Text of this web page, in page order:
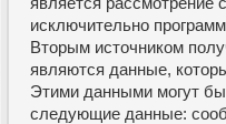
исключительно
Вторым источником
являются данные,
Этими данными могут
следующие данные: